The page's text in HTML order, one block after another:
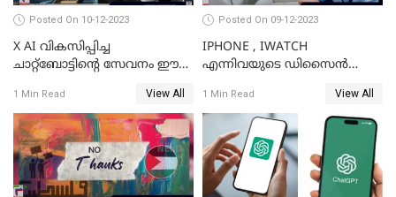
Posted On 10-12-2023
X AI വികസിപ്പിച്ച
ചാറ്റ്‌ബോട്ടിന്റെ സേവനം ഈ
ലഭിക്കും; ഇലോണ്‍ മസ്‌ക്
1 Min Read View All
Posted On 09-12-2023
IPHONE , IWATCH
എന്നിവയുടെ ഡിസൈന്‍
ടാന്‍ കമ്പനി
വിടാനൊരുങ്ങുന്നു
1 Min Read View All